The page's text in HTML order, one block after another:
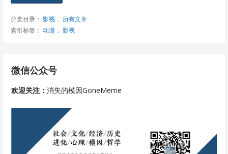
分类目录： 影视， 所有文章
索引标签： 动漫 ， 影视
微信公众号
欢迎关注：消失的模因GoneMeme